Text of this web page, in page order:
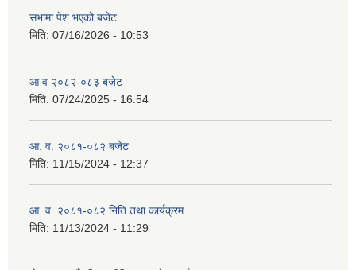
सभामा पेश भएको बजेट
मिति: 07/16/2026 - 10:53
आ व २०८२-०८३ बजेट
मिति: 07/24/2025 - 16:54
आ. व. २०८१-०८२ बजेट
मिति: 11/15/2024 - 12:37
आ. व. २०८१-०८२ निति तथा कार्यक्रम
मिति: 11/13/2024 - 11:29